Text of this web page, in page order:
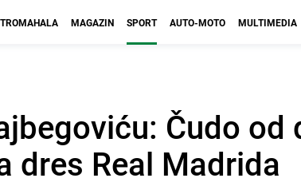
MAGAZIN SPORT AUTO-MOTO MULTIMEDIA
Čudo od
dres Real Madrida